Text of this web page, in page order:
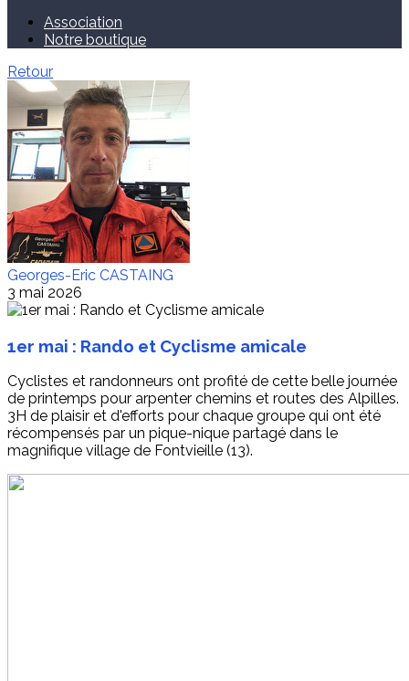
Association
Notre boutique
Retour
Georges-Eric CASTAING
3 mai 2026
1er mai : Rando et Cyclisme amicale
Cyclistes et randonneurs ont profité de cette belle journée
de printemps pour arpenter chemins et routes des Alpilles.
3H de plaisir et d'efforts pour chaque groupe qui ont été
récompensés par un pique-nique partagé dans le
magnifique village de Fontvieille (13).